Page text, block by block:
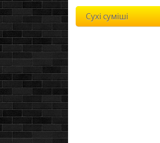
Сухі суміші